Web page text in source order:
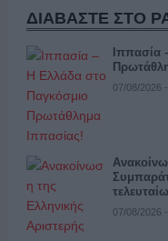
ΔΙΑΒΑΣΤΕ ΣΤΟ
Ιππασία
07/08/2026
07/08/2026